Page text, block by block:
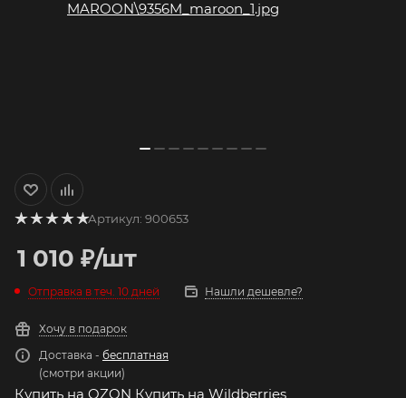
Артикул: 900653
1 010 ₽/шт
Отправка в теч. 10 дней Нашли дешевле?
Хочу в подарок
Доставка - бесплатная
(смотри акции)
Купить на OZON Купить на Wildberries